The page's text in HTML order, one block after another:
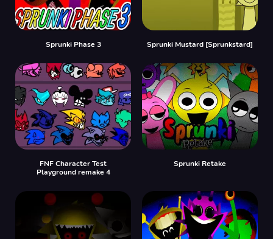
Sprunki Phase 3 Sprunki Mustard [Sprunkstard]
FNF Character Test
Playground remake 4
Sprunki Retake